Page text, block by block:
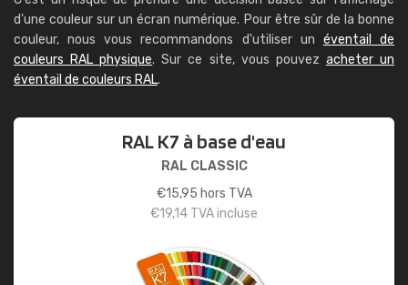
d'une couleur sur un écran numérique. Pour être sûr de la bonne
couleur, nous vous recommandons d'utiliser un éventail de
couleurs RAL physique. Sur ce site, vous pouvez acheter un
éventail de couleurs RAL.
RAL K7 à base d'eau
RAL CLASSIC
€15,95 hors TVA
€19,14 TVA incluse